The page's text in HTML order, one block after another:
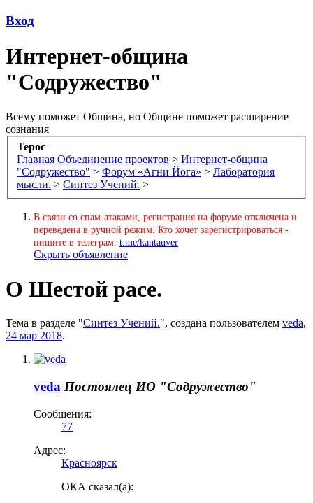
Вход
Интернет-община
"Содружество"
Всему поможет Община, но Общине поможет расширение
сознания
Терос
Главная Объединение проектов > Интернет-община
"Содружество" > Форум «Агни Йога» > Лаборатория
мысли. > Синтез Учений. >
В связи со спам-атаками, регистрация на форуме отключена и
переведена в ручной режим. Кто хочет зарегистрироваться -
пишите в телеграм: t.me/kantauver
Скрыть объявление
О Шестой расе.
Тема в разделе "Синтез Учений.", создана пользователем veda,
24 мар 2018.
veda Постоялец ИО "Содружество"
Сообщения:
77
Адрес:
Красноярск
ОКА сказал(а):